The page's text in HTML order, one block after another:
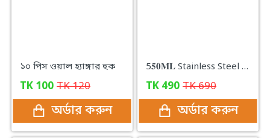
১০ পিস ওয়াল হ্যাঙ্গার হুক
TK 100 TK120
অর্ডার করুন
5𝟓𝟎𝐌𝐋 Stainless Steel Oil Pot with Strainer
TK 490 TK690
অর্ডার করুন